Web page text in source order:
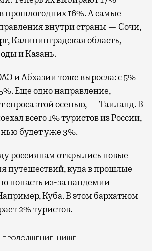
прошлогодних 16%. А самые
внутри страны — Сочи,
Калининградская область,
и Казань.
и Абхазии тоже выросла: с 5%
Еще одно направление,
спроса этой осенью, — Таиланд. В
всего 1% туристов из России,
будет уже 3%.
россиянам открылись новые
путешествий, куда в прошлые
попасть из-за пандемии
Куба. В этом бархатном
2% туристов.
ПРОДОЛЖЕНИЕ НИЖЕ